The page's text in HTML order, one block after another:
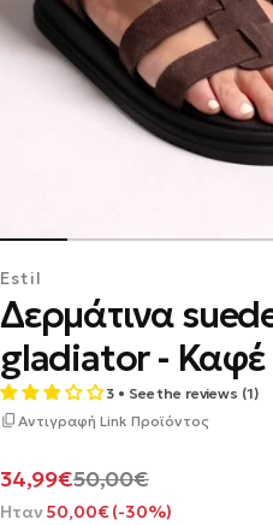
Estil
Δερμάτινα
gladiator - Καφέ
3 • See the reviews (1)
Αντιγραφή Link Προϊόντος
Κανονική
τιμή
50,00€
Τιμή
προσφοράς
34,99€
Ήταν50,00€ (-30%)